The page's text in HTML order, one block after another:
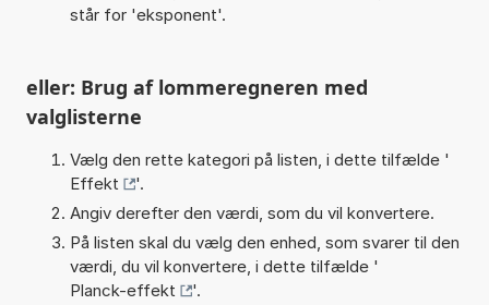
står for 'eksponent'.
eller: Brug af lommeregneren med
valglisterne
Vælg den rette kategori på listen, i dette tilfælde '
Effekt
'.
Angiv derefter den værdi, som du vil konvertere.
På listen skal du vælg den enhed, som svarer til den
værdi, du vil konvertere, i dette tilfælde '
Planck-effekt
'.